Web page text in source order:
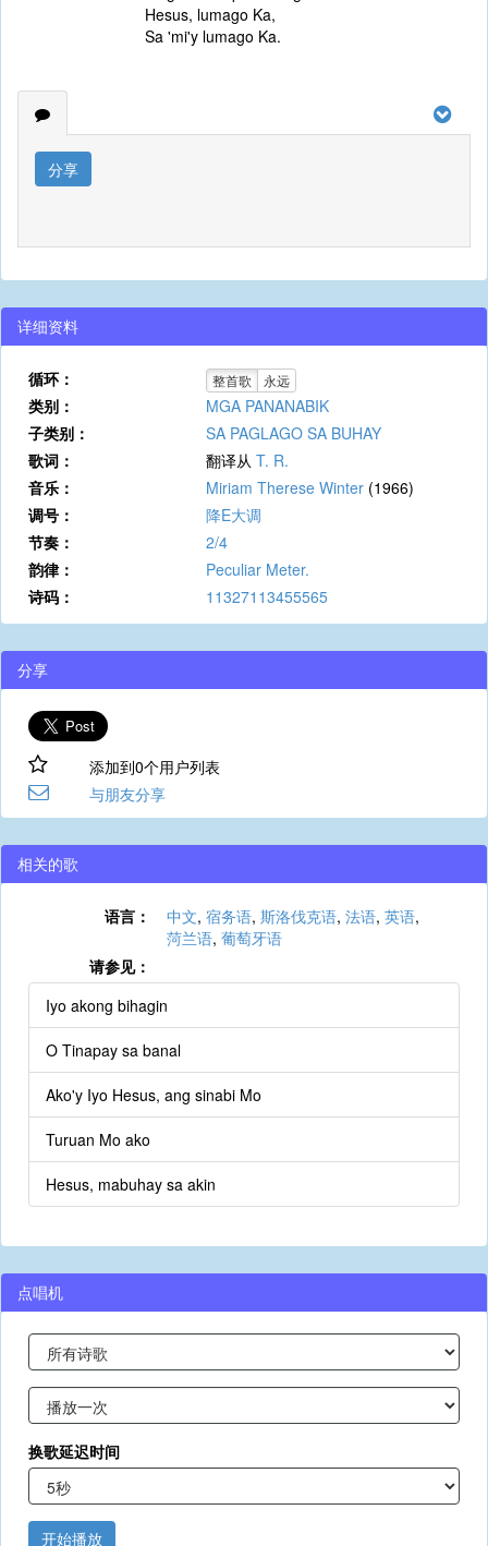
Hesus, lumago Ka,
Sa 'mi'y lumago Ka.
分享
详细资料
循环： 整首歌 永远
类别：
MGA PANANABIK
子类别：
SA PAGLAGO SA BUHAY
歌词：
翻译从 T. R.
音乐：
Miriam Therese Winter (1966)
调号：
降E大调
节奏：
2/4
韵律：
Peculiar Meter.
诗码：
11327113455565
分享
添加到0个用户列表
与朋友分享
相关的歌
语言： 中文, 宿务语, 斯洛伐克语, 法语, 英语,
菏兰语, 葡萄牙语
请参见：
Iyo akong bihagin
O Tinapay sa banal
Ako'y Iyo Hesus, ang sinabi Mo
Turuan Mo ako
Hesus, mabuhay sa akin
点唱机
换歌延迟时间
开始播放